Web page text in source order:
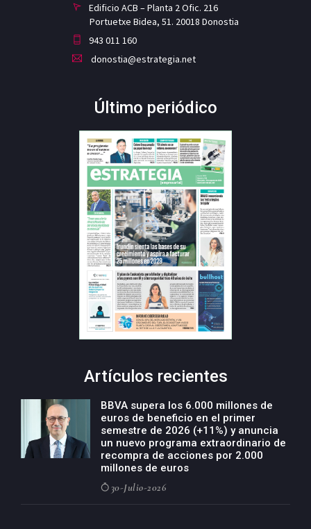
Edificio ACB – Planta 2 Ofic. 216
Portuetxe Bidea, 51. 20018 Donostia
943 011 160
donostia@estrategia.net
Último periódico
Artículos recientes
BBVA supera los 6.000 millones de
euros de beneficio en el primer
semestre de 2026 (+11%) y anuncia
un nuevo programa extraordinario de
recompra de acciones por 2.000
millones de euros
30-Julio-2026